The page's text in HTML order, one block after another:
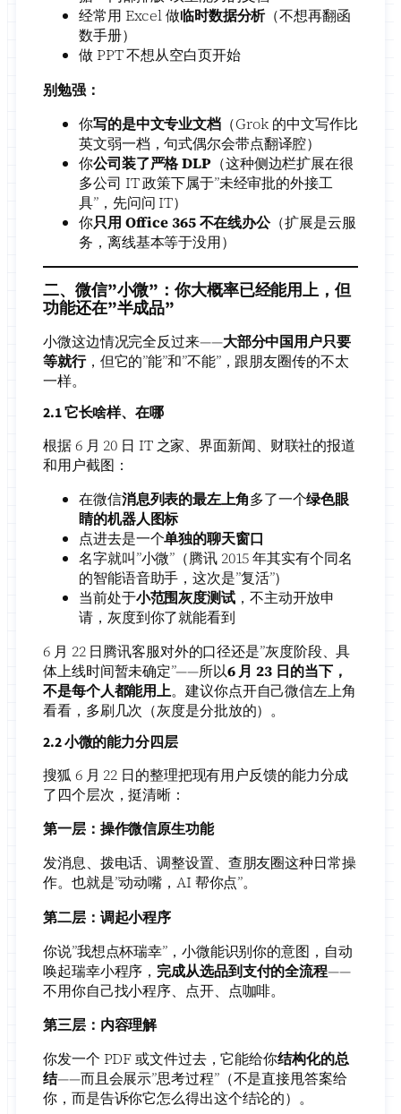
经常用 Excel 做临时数据分析（不想再翻函
数手册）
做 PPT 不想从空白页开始
别勉强：
你写的是中文专业文档 （Grok 的中文写作比
英文弱一档，句式偶尔会带点翻译腔）
你公司装了严格 DLP（这种侧边栏扩展在很
多公司 IT 政策下属于”未经审批的外接工
具”，先问问 IT）
你只用 Office 365 不在线办公（扩展是云服
务，离线基本等于没用）
二、微信”小微”：你大概率已经能用上，但
功能还在”半成品”
小微这边情况完全反过来——大部分中国用户只要
等就行，但它的”能”和”不能”，跟朋友圈传的不太
一样。
2.1 它长啥样、在哪
根据 6 月 20 日 IT 之家、界面新闻、财联社的报道
和用户截图：
在微信消息列表的最左上角多了一个绿色眼
睛的机器人图标
点进去是一个单独的聊天窗口
名字就叫”小微”（腾讯 2015 年其实有个同名
的智能语音助手，这次是”复活”）
当前处于小范围灰度测试，不主动开放申
请，灰度到你了就能看到
6 月 22 日腾讯客服对外的口径还是”灰度阶段、具
体上线时间暂未确定”——所以6 月 23 日的当下，
不是每个人都能用上。建议你点开自己微信左上角
看看，多刷几次（灰度是分批放的）。
2.2 小微的能力分四层
搜狐 6 月 22 日的整理把现有用户反馈的能力分成
了四个层次，挺清晰：
第一层：操作微信原生功能
发消息、拨电话、调整设置、查朋友圈这种日常操
作。也就是”动动嘴，AI 帮你点”。
第二层：调起小程序
你说”我想点杯瑞幸”，小微能识别你的意图，自动
唤起瑞幸小程序， 完成从选品到支付的全流程——
不用你自己找小程序、点开、点咖啡。
第三层：内容理解
你发一个 PDF 或文件过去，它能给你结构化的总
结——而且会展示”思考过程”（不是直接甩答案给
你，而是告诉你它怎么得出这个结论的）。